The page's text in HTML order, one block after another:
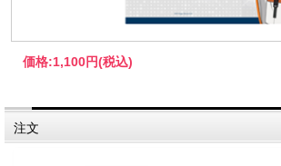
価格:1,100円(税込)
注文